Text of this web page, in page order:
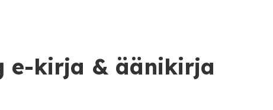
e-kirja & äänikirja